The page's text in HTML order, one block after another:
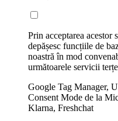
Prin acceptarea
depășesc funcțiile de
noastră în mod
următoarele servicii
Google Tag Manager,
Consent Mode de la
Klarna, Freshchat